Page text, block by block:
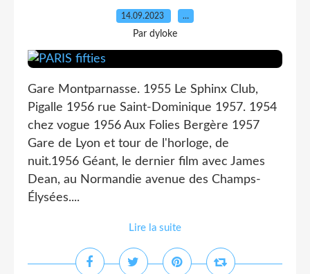
14.09.2023 …
Par dyloke
Gare Montparnasse. 1955 Le Sphinx Club,
Pigalle 1956 rue Saint-Dominique 1957. 1954
chez vogue 1956 Aux Folies Bergère 1957
Gare de Lyon et tour de l'horloge, de
nuit.1956 Géant, le dernier film avec James
Dean, au Normandie avenue des Champs-
Élysées....
Lire la suite